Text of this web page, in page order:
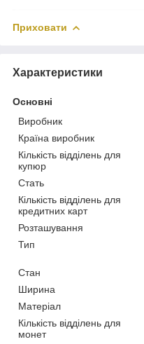
Приховати
Характеристики
Основні
Виробник
Країна виробник
Кількість відділень для
купюр
Стать
Кількість відділень для
кредитних карт
Розташування
Тип
Стан
Ширина
Матеріал
Кількість відділень для
монет